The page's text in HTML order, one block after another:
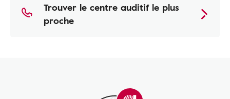
Trouver le centre auditif le plus
proche